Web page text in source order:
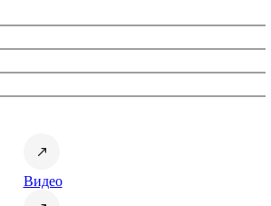
Видео